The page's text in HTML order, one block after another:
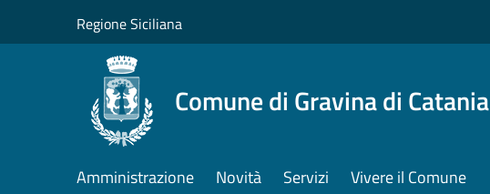
Regione Siciliana
Comune di Gravina di Catania
Amministrazione Novità Servizi Vivere il Comune